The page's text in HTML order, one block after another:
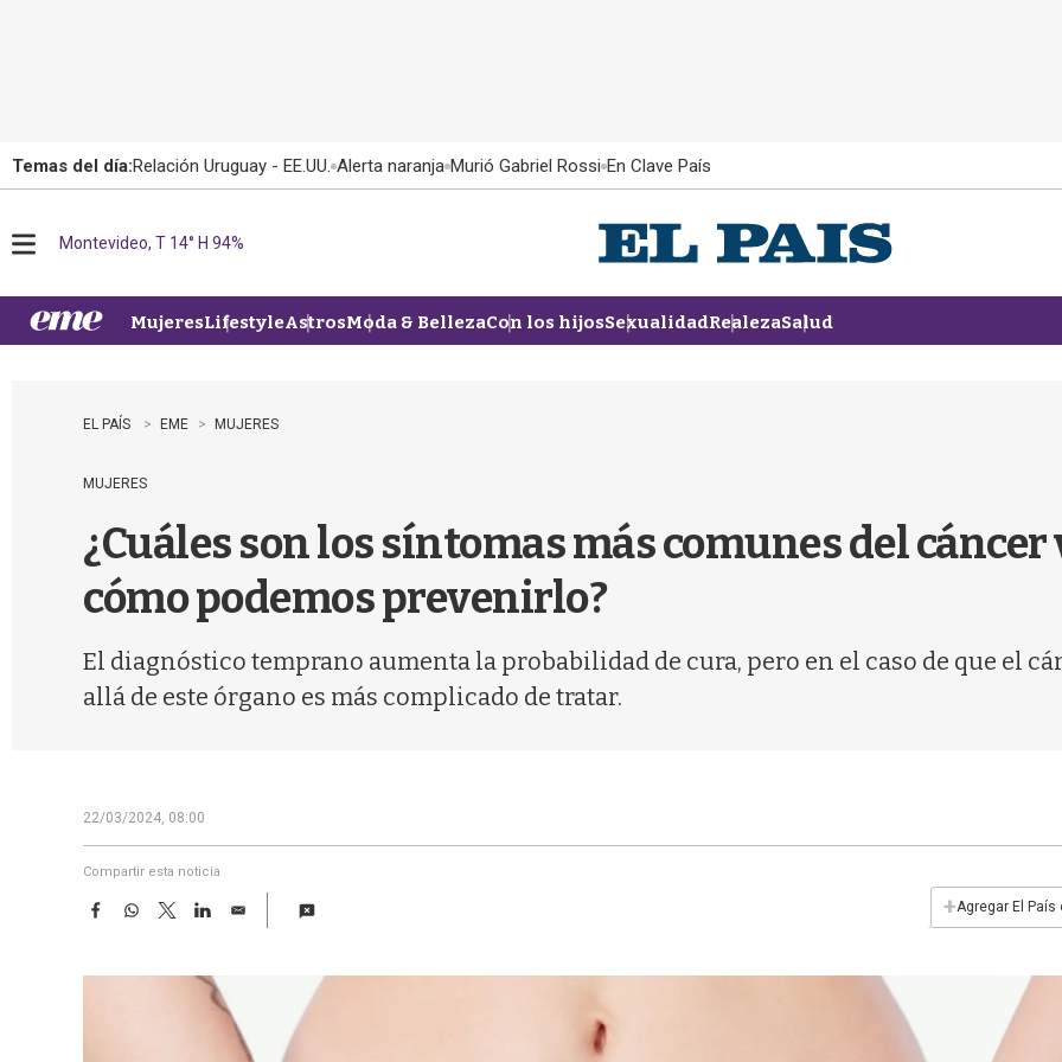
Temas del día:Relación Uruguay - EE.UU. Alerta naranja Murió Gabriel Rossi En Clave País
u
Montevideo, T 14° H 94%
MujeresLifestyleAstrosModa & BellezaCon los hijosSexualidadRealezaSalud
EL PAÍS EME MUJERES
MUJERES
¿Cuáles son los síntomas más comunes del
cómo podemos prevenirlo?
El diagnóstico temprano aumenta la probabilidad de cura, pero en el caso de que el
allá de este órgano es más complicado de tratar.
22/03/2024, 08:00
Compartir esta noticia
F
e
W
t
T
w
t
L
k
e
E
+Agregar El País